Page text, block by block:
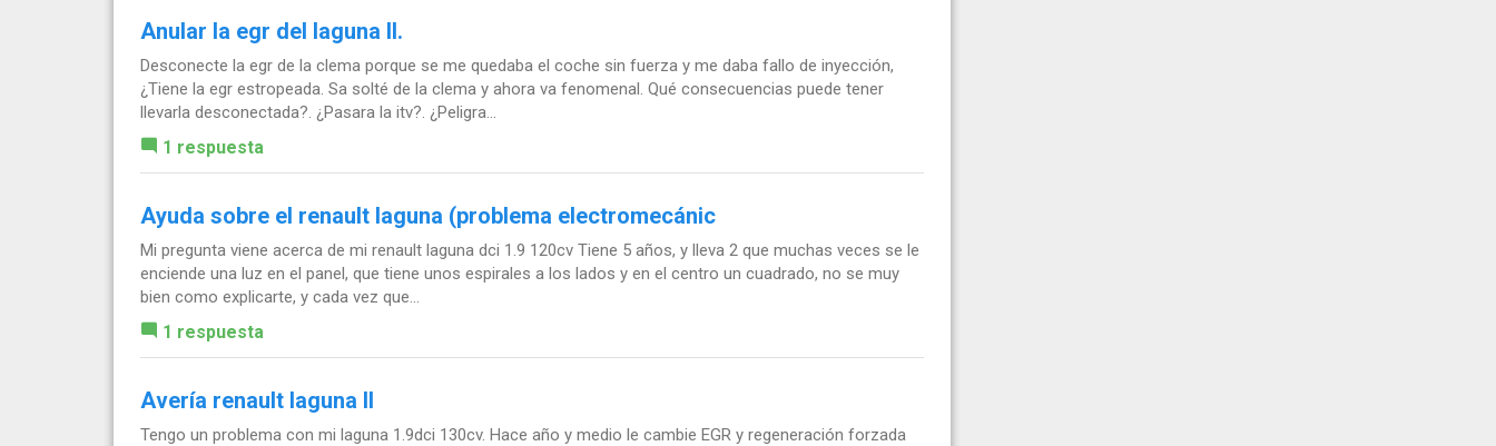
Anular la egr del laguna II.
Desconecte la egr de la clema porque se me quedaba el coche sin fuerza y me daba fallo de inyección,
¿Tiene la egr estropeada. Sa solté de la clema y ahora va fenomenal. Qué consecuencias puede tener
llevarla desconectada?. ¿Pasara la itv?. ¿Peligra...
1 respuesta
Ayuda sobre el renault laguna (problema electromecánic
Mi pregunta viene acerca de mi renault laguna dci 1.9 120cv Tiene 5 años, y lleva 2 que muchas veces se le
enciende una luz en el panel, que tiene unos espirales a los lados y en el centro un cuadrado, no se muy
bien como explicarte, y cada vez que...
1 respuesta
Avería renault laguna II
Tengo un problema con mi laguna 1.9dci 130cv. Hace año y medio le cambie EGR y regeneración forzada